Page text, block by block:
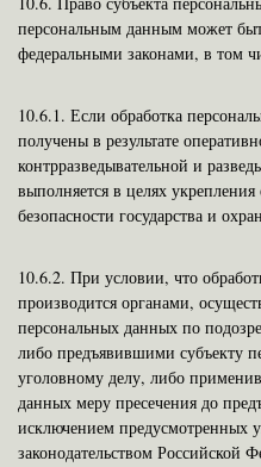
персональным данным может
федеральными законами, в том
10.6.1. Если обработка
получены в результате
контрразведывательной и
выполняется в целях
безопасности государства и
10.6.2. При условии, что
производится органами,
персональных данных по
либо предъявившими субъекту
уголовному делу, либо
данных меру пресечения до
исключением предусмотренных
законодательством Российской